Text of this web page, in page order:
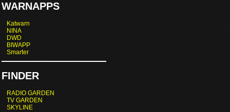
WARNAPPS
Katwarn
NINA
DWD
BIWAPP
Smarter
FINDER
RADIO GARDEN
TV GARDEN
SKYLINE